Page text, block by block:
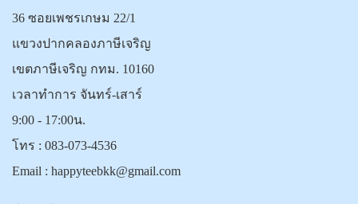
36 ซอยเพชรเกษม 22/1
แขวงปากคลองภาษีเจริญ
เขตภาษีเจริญ กทม. 10160
เวลาทำการ จันทร์-เสาร์
9:00 - 17:00น.
โทร : 083-073-4536
Email : happyteebkk@gmail.com